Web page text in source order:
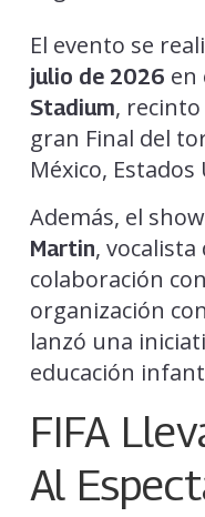
El evento se
julio de 2026 en
Stadium,
gran Final del
México, Estados
Además, el
Martin, vocalista
colaboración con
organización
lanzó una
educación
FIFA
Al